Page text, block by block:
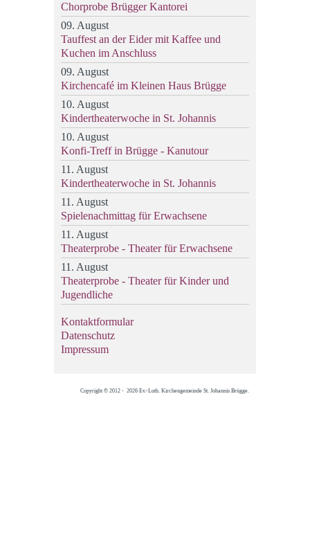
Chorprobe Brügger Kantorei
09. August
Tauffest an der Eider mit Kaffee und
Kuchen im Anschluss
09. August
Kirchencafé im Kleinen Haus Brügge
10. August
Kindertheaterwoche in St. Johannis
10. August
Konfi-Treff in Brügge - Kanutour
11. August
Kindertheaterwoche in St. Johannis
11. August
Spielenachmittag für Erwachsene
11. August
Theaterprobe - Theater für Erwachsene
11. August
Theaterprobe - Theater für Kinder und
Jugendliche
Kontaktformular
Datenschutz
Impressum
Copyright © 2012 - 2026 Ev.-Luth. Kirchengemeinde St. Johannis Brügge.